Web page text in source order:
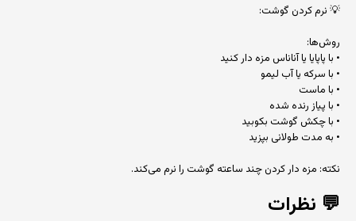
💡 نرم کردن گوشت:
روش‌ها:
• با پاپایا یا آناناس مزه دار کنید
• با سرکه یا آب لیمو
• با ماست
• با پیاز رنده شده
• با چکش گوشت بکوبید
• به مدت طولانی بپزید
نکته: مزه دار کردن چند ساعته گوشت را نرم می‌کند.
💬 نظرات